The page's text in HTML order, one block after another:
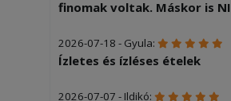
finomak voltak. Máskor is
2026-07-18 - Gyula:
Ízletes és ízléses ételek
2026-07-07 - Ildikó: